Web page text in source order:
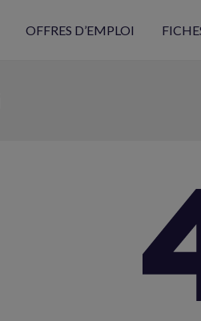
OFFRES D’EMPLOI